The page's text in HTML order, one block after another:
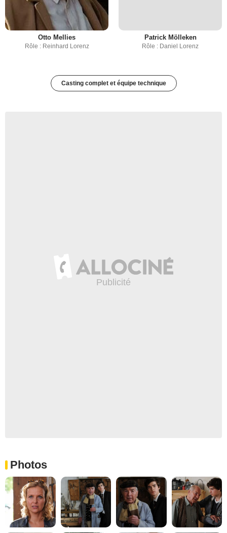
Otto Mellies
Rôle : Reinhard Lorenz
Patrick Mölleken
Rôle : Daniel Lorenz
Casting complet et équipe technique
Photos